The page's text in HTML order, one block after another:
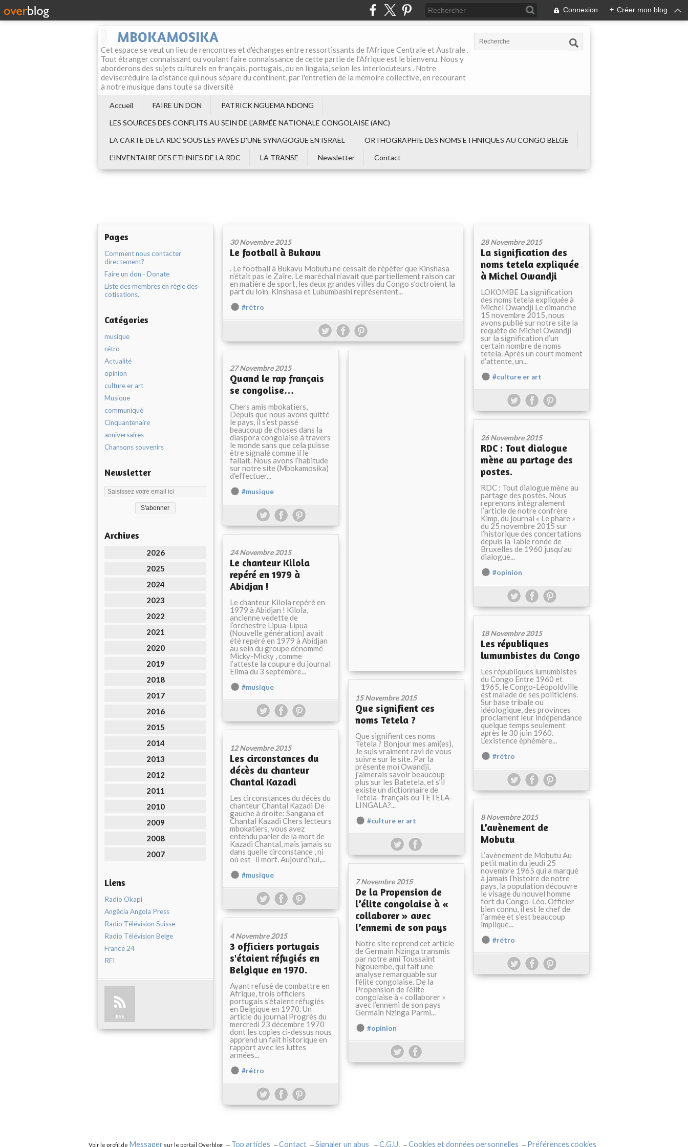
Connexion + Créer mon blog
MBOKAMOSIKA
Cet espace se veut un lieu de rencontres et d'échanges entre ressortissants de l'Afrique Centrale et Australe .
Tout étranger connaissant ou voulant faire connaissance de cette partie de l'Afrique est le bienvenu. Nous y
aborderons des sujets culturels en français, portugais, ou en lingala, selon les interlocuteurs . Notre
devise:réduire la distance qui nous sépare du continent, par l'entretien de la mémoire collective, en recourant
à notre musique dans toute sa diversité
Accueil FAIRE UN DON
PATRICK NGUEMA NDONG
LES SOURCES DES CONFLITS AU SEIN DE L‘ARMÉE NATIONALE CONGOLAISE (ANC)
LA CARTE DE LA RDC SOUS LES PAVÉS D'UNE SYNAGOGUE EN ISRAËL
ORTHOGRAPHIE DES NOMS ETHNIQUES AU CONGO BELGE
L'INVENTAIRE DES ETHNIES DE LA RDC
LA TRANSE Newsletter Contact
Pages
Comment nous contacter
directement?
Faire un don - Donate
Liste des membres en règle des
cotisations.
Catégories
musique
rétro
Actualité
opinion
culture er art
Musique
communiqué
Cinquantenaire
anniversaires
Chansons souvenirs
Newsletter
Archives
2026
2025
2024
2023
2022
2021
2020
2019
2018
2017
2016
2015
2014
2013
2012
2011
2010
2009
2008
2007
Liens
Radio Okapi
Angêcia Angola Press
Radio Télévision Suisse
Radio Télévision Belge
France 24
RFI
RSS
30 Novembre 2015
Le football à Bukavu
. Le football à Bukavu Mobutu ne cessait de répéter que Kinshasa
n’était pas le Zaïre. Le maréchal n’avait que partiellement raison car
en matière de sport, les deux grandes villes du Congo s’octroient la
part du loin. Kinshasa et Lubumbashi représentent...
#rétro
28 Novembre 2015
La signification des
noms tetela expliquée
à Michel Owandji
LOKOMBE La signification
des noms tetela expliquée à
Michel Owandji Le dimanche
15 novembre 2015, nous
avons publié sur notre site la
requête de Michel Owandji
sur la signification d’un
certain nombre de noms
tetela. Après un court moment
d’attente, un...
#culture er art
27 Novembre 2015
Quand le rap français
se congolise…
Chers amis mbokatiers,
Depuis que nous avons quitté
le pays, il s’est passé
beaucoup de choses dans la
diaspora congolaise à travers
le monde sans que cela puisse
être signalé comme il le
fallait. Nous avons l’habitude
sur notre site (Mbokamosika)
d’effectuer...
#musique
26 Novembre 2015
RDC : Tout dialogue
mène au partage des
postes.
RDC : Tout dialogue mène au
partage des postes. Nous
reprenons intégralement
l’article de notre confrère
Kimp, du journal « Le phare »
du 25 novembre 2015 sur
l’historique des concertations
depuis la Table ronde de
Bruxelles de 1960 jusqu’au
dialogue...
#opinion
24 Novembre 2015
Le chanteur Kilola
repéré en 1979 à
Abidjan !
Le chanteur Kilola repéré en
1979 à Abidjan ! Kilola,
ancienne vedette de
l’orchestre Lipua-Lipua
(Nouvelle génération) avait
été repéré en 1979 à Abidjan
au sein du groupe dénommé
Micky-Micky , comme
l’atteste la coupure du journal
Elima du 3 septembre...
#musique
18 Novembre 2015
Les républiques
lumumbistes du Congo
Les républiques lumumbistes
du Congo Entre 1960 et
1965, le Congo-Léopoldville
est malade de ses politiciens.
Sur base tribale ou
idéologique, des provinces
proclament leur indépendance
quelque temps seulement
après le 30 juin 1960.
L’existence éphémère...
#rétro
15 Novembre 2015
Que signifient ces
noms Tetela ?
Que signifient ces noms
Tetela ? Bonjour mes ami(es),
Je suis vraiment ravi de vous
suivre sur le site. Par la
présente moi Owandji,
j'aimerais savoir beaucoup
plus sur les Batetela, et s’il
existe un dictionnaire de
Tetela- français ou TETELA-
LINGALA?...
#culture er art
12 Novembre 2015
Les circonstances du
décès du chanteur
Chantal Kazadi
Les circonstances du décès du
chanteur Chantal Kazadi De
gauche à droite: Sangana et
Chantal Kazadi Chers lecteurs
mbokatiers, vous avez
entendu parler de la mort de
Kazadi Chantal, mais jamais su
dans quelle circonstance , ni
où est -il mort. Aujourd’hui,...
#musique
8 Novembre 2015
L’avènement de
Mobutu
L’avènement de Mobutu Au
petit matin du jeudi 25
novembre 1965 qui a marqué
à jamais l’histoire de notre
pays, la population découvre
le visage du nouvel homme
fort du Congo-Léo. Officier
bien connu, il est le chef de
l’armée et s’est beaucoup
impliqué...
#rétro
7 Novembre 2015
De la Propension de
l’élite congolaise à «
collaborer » avec
l’ennemi de son pays
Notre site reprend cet article
de Germain Nzinga transmis
par notre ami Toussaint
Ngouembe, qui fait une
analyse remarquable sur
l'élite congolaise. De la
Propension de l’élite
congolaise à « collaborer »
avec l’ennemi de son pays
Germain Nzinga Parmi...
#opinion
4 Novembre 2015
3 officiers portugais
s'étaient réfugiés en
Belgique en 1970.
Ayant refusé de combattre en
Afrique, trois officiers
portugais s'étaient réfugiés
en Belgique en 1970. Un
article du journal Progrès du
mercredi 23 décembre 1970
dont les copies ci-dessus nous
apprend un fait historique en
rapport avec les luttes
armées...
#rétro
Voir le profil de Messager sur le portail Overblog Top articles Contact Signaler un abus C.G.U. Cookies et données personnelles Préférences cookies